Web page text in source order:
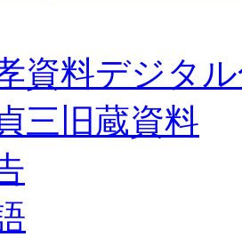
資料デジタ
三旧蔵資料